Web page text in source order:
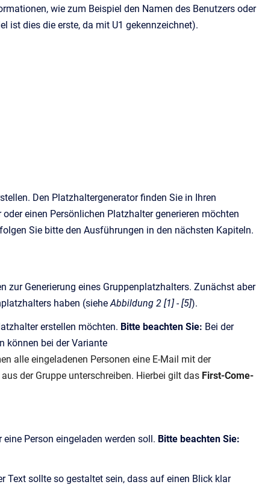
wie zum Beispiel den Namen des Benutzers oder
ist dies die erste, da mit U1 gekennzeichnet).
Den Platzhaltergenerator finden Sie in Ihren
einen Persönlichen Platzhalter generieren möchten
Sie bitte den Ausführungen in den nächsten Kapiteln.
zur Generierung eines Gruppenplatzhalters. Zunächst aber
haben (sieheAbbildung 2 [1] - [5]).
erstellen möchten. Bitte beachten Sie: Bei der
können bei der Variante
alle eingeladenen Personen eine E-Mail mit der
der Gruppe unterschreiben. Hierbei gilt das First-Come-
Person eingeladen werden soll. Bitte beachten Sie:
Text sollte so gestaltet sein, dass auf einen Blick klar